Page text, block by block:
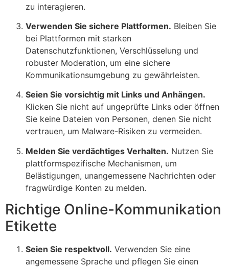
zu interagieren.
Verwenden Sie sichere Plattformen. Bleiben Sie
bei Plattformen mit starken
Datenschutzfunktionen, Verschlüsselung und
robuster Moderation, um eine sichere
Kommunikationsumgebung zu gewährleisten.
Seien Sie vorsichtig mit Links und Anhängen.
Klicken Sie nicht auf ungeprüfte Links oder öffnen
Sie keine Dateien von Personen, denen Sie nicht
vertrauen, um Malware-Risiken zu vermeiden.
Melden Sie verdächtiges Verhalten. Nutzen Sie
plattformspezifische Mechanismen, um
Belästigungen, unangemessene Nachrichten oder
fragwürdige Konten zu melden.
Richtige Online-Kommunikation
Etikette
Seien Sie respektvoll. Verwenden Sie eine
angemessene Sprache und pflegen Sie einen